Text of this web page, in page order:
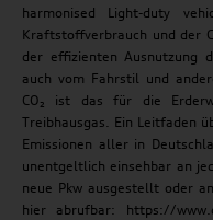
harmonised Light-duty
Kraftstoffverbrauch und der
der effizienten Ausnutzung
auch vom Fahrstil und
CO₂ ist das für die
Treibhausgas. Ein Leitfaden
Emissionen aller in
unentgeltlich einsehbar an
neue Pkw ausgestellt oder
hier abrufbar: https://